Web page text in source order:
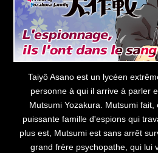
Taiyô Asano est un lycéen
personne à qui il arrive à parler
Mutsumi Yozakura. Mutsumi
puissante famille d'espions qui
plus est, Mutsumi est sans arrêt
grand frère psychopathe, qui lui